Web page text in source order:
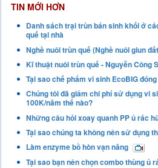
TIN MỚI HƠN
Danh sách trại trùn bán sinh khối ở
quế tại nhà
Nghề nuôi trùn quế (Nghề nuôi giun
Kĩ thuật nuôi trùn quế - Nguyễn Công
Tại sao chế phẩm vi sinh EcoBIG
Chúng tôi đã giảm chi phí sử dụng vi
100K/năm thế nào?
Những câu hỏi xoay quanh PP ủ rác
Tại sao chúng ta không nên sử dụng
Làm enzyme bồ hòn vạn năng
Tại sao bạn nên chọn combo thùng ủ